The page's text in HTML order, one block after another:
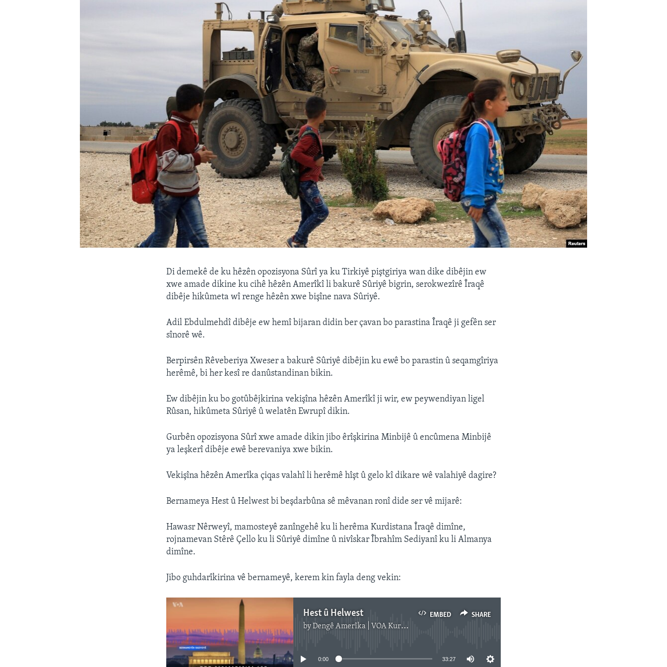
Di demekê de ku hêzên opozisyona Sûrî ya ku Tirkiyê piştgiriya wan dike dibêjin ew
xwe amade dikine ku cihê hêzên Amerîkî li bakurê Sûriyê bigrin, serokwezîrê Îraqê
dibêje hikûmeta wî renge hêzên xwe bişîne nava Sûriyê.
Adil Ebdulmehdî dibêje ew hemî bijaran didin ber çavan bo parastina Îraqê ji gefên ser
sînorê wê.
Berpirsên Rêveberiya Xweser a bakurê Sûriyê dibêjin ku ewê bo parastin û seqamgîriya
herêmê, bi her kesî re danûstandinan bikin.
Ew dibêjin ku bo gotûbêjkirina vekişîna hêzên Amerîkî ji wir, ew peywendiyan ligel
Rûsan, hikûmeta Sûriyê û welatên Ewrupî dikin.
Gurbên opozisyona Sûrî xwe amade dikin jibo êrîşkirina Minbijê û encûmena Minbijê
ya leşkerî dibêje ewê berevaniya xwe bikin.
Vekişîna hêzên Amerîka çiqas valahî li herêmê hîşt û gelo kî dikare wê valahiyê dagire?
Bernameya Hest û Helwest bi beşdarbûna sê mêvanan ronî dide ser vê mijarê:
Hawasr Nêrweyî, mamosteyê zanîngehê ku li herêma Kurdistana Îraqê dimîne,
rojnamevan Stêrê Çello ku li Sûriyê dimîne û nivîskar Îbrahîm Sediyanî ku li Almanya
dimîne.
Jibo guhdarîkirina vê bernameyê, kerem kin fayla deng vekin:
EMBED SHARE
Hest û Helwest
byDengê Amerîka | VOA Kurmanji
No media source currently available
0:00 33:27